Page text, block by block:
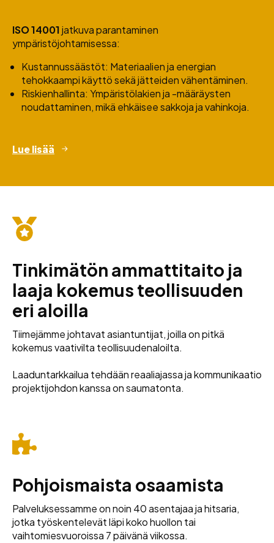
ISO 14001jatkuva parantaminen
ympäristöjohtamisessa:
Kustannussäästöt: Materiaalien ja energian
tehokkaampi käyttö sekä jätteiden vähentäminen.
Riskienhallinta: Ympäristölakien ja -määräysten
noudattaminen, mikä ehkäisee sakkoja ja vahinkoja.
Lue lisää
Tinkimätön ammattitaito ja
laaja kokemus teollisuuden
eri aloilla
Tiimejämme johtavat asiantuntijat, joilla on pitkä
kokemus vaativilta teollisuudenaloilta.
Laaduntarkkailua tehdään reaaliajassa ja kommunikaatio
projektijohdon kanssa on saumatonta.
Pohjoismaista osaamista
Palveluksessamme on noin 40 asentajaa ja hitsaria,
jotka työskentelevät läpi koko huollon tai
vaihtomiesvuoroissa 7 päivänä viikossa.